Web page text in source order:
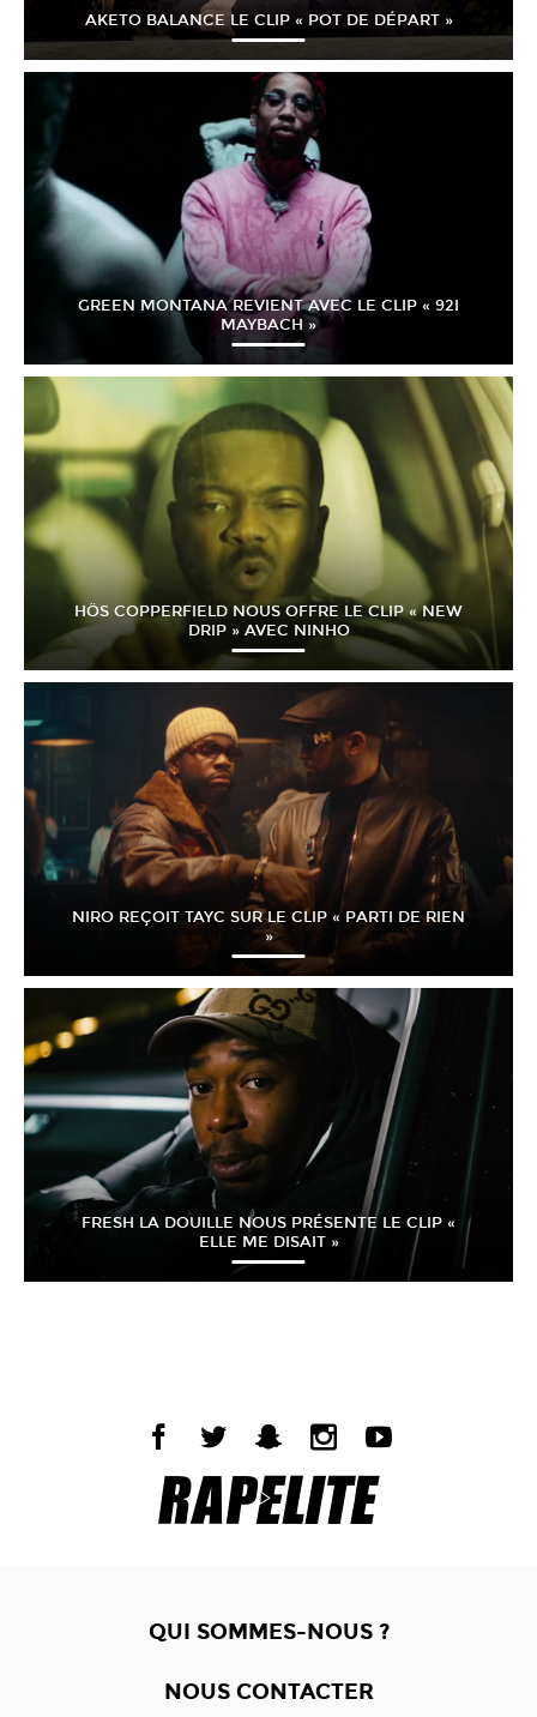
AKETO BALANCE LE CLIP « POT DE DÉPART »
GREEN MONTANA REVIENT AVEC LE CLIP « 92I
MAYBACH »
HÖS COPPERFIELD NOUS OFFRE LE CLIP « NEW
DRIP » AVEC NINHO
NIRO REÇOIT TAYC SUR LE CLIP « PARTI DE RIEN
»
FRESH LA DOUILLE NOUS PRÉSENTE LE CLIP «
ELLE ME DISAIT »
QUI SOMMES-NOUS ?
NOUS CONTACTER